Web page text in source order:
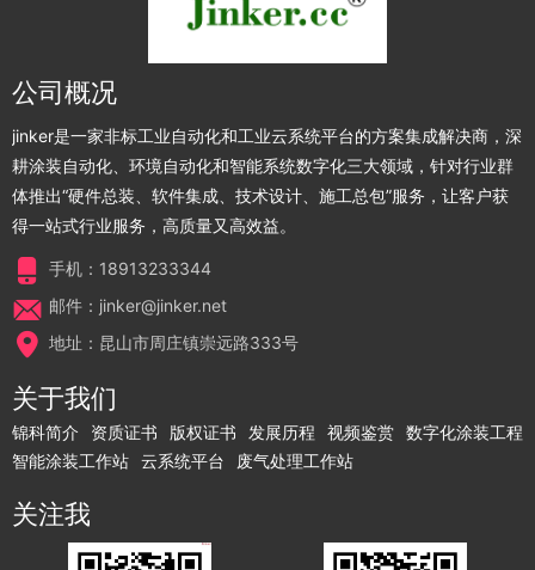
公司概况
jinker是一家非标工业自动化和工业云系统平台的方案集成解决商，深
耕涂装自动化、环境自动化和智能系统数字化三大领域，针对行业群
体推出“硬件总装、软件集成、技术设计、施工总包”服务，让客户获
得一站式行业服务，高质量又高效益。
手机：18913233344
邮件：jinker@jinker.net
地址：昆山市周庄镇崇远路333号
关于我们
锦科简介 资质证书 版权证书 发展历程 视频鉴赏 数字化涂装工程
智能涂装工作站 云系统平台 废气处理工作站
关注我